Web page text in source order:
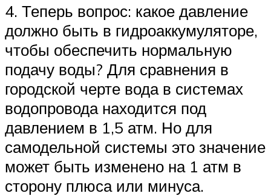
4. Теперь вопрос: какое давление
должно быть в гидроаккумуляторе,
чтобы обеспечить нормальную
подачу воды? Для сравнения в
городской черте вода в системах
водопровода находится под
давлением в 1,5 атм. Но для
самодельной системы это значение
может быть изменено на 1 атм в
сторону плюса или минуса.